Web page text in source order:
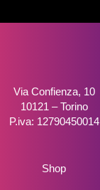
Via Confienza, 10
10121 – Torino
P.iva: 12790450014
Shop